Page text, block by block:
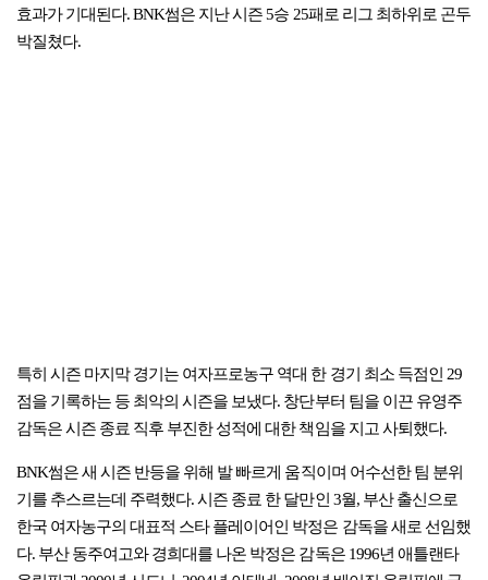
효과가 기대된다. BNK썸은 지난 시즌 5승 25패로 리그 최하위로 곤두
박질쳤다.
특히 시즌 마지막 경기는 여자프로농구 역대 한 경기 최소 득점인 29
점을 기록하는 등 최악의 시즌을 보냈다. 창단부터 팀을 이끈 유영주
감독은 시즌 종료 직후 부진한 성적에 대한 책임을 지고 사퇴했다.
BNK썸은 새 시즌 반등을 위해 발 빠르게 움직이며 어수선한 팀 분위
기를 추스르는데 주력했다. 시즌 종료 한 달만인 3월, 부산 출신으로
한국 여자농구의 대표적 스타 플레이어인 박정은 감독을 새로 선임했
다. 부산 동주여고와 경희대를 나온 박정은 감독은 1996년 애틀랜타